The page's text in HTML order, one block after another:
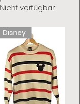
Nicht verfügbar
Disney